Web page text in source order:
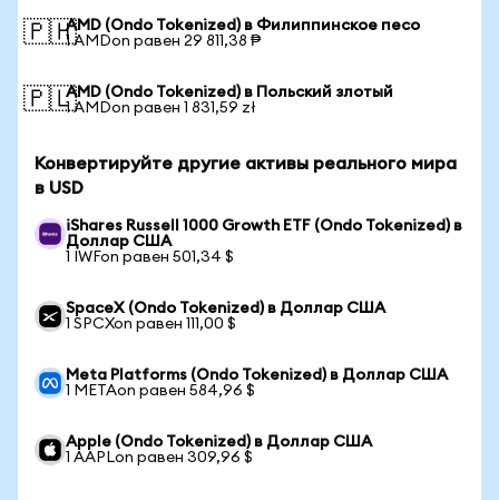
🇵🇭AMD (Ondo Tokenized) в Филиппинское песо
1 AMDon равен 29 811,38 ₱
🇵🇱AMD (Ondo Tokenized) в Польский злотый
1 AMDon равен 1 831,59 zł
Конвертируйте другие активы реального мира
в USD
iShares Russell 1000 Growth ETF (Ondo Tokenized) в
Доллар США
1 IWFon равен 501,34 $
SpaceX (Ondo Tokenized) в Доллар США
1 SPCXon равен 111,00 $
Meta Platforms (Ondo Tokenized) в Доллар США
1 METAon равен 584,96 $
Apple (Ondo Tokenized) в Доллар США
1 AAPLon равен 309,96 $